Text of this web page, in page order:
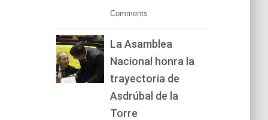
Comments
La Asamblea
Nacional honra la
trayectoria de
Asdrúbal de la
Torre